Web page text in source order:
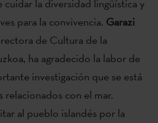
la diversidad lingüística y
para la convivencia. Garazi
de Cultura de la
ha agradecido la labor de
investigación que se está
con el mar.
al pueblo islandés por la